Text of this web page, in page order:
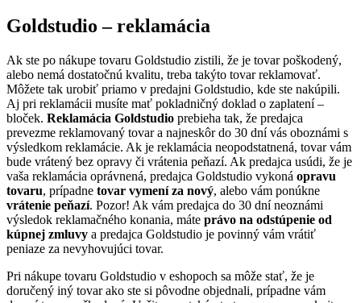
Goldstudio – reklamácia
Ak ste po nákupe tovaru Goldstudio zistili, že je tovar poškodený,
alebo nemá dostatočnú kvalitu, treba takýto tovar reklamovať.
Môžete tak urobiť priamo v predajni Goldstudio, kde ste nakúpili.
Aj pri reklamácii musíte mať pokladničný doklad o zaplatení –
bloček. Reklamácia Goldstudio prebieha tak, že predajca
prevezme reklamovaný tovar a najneskôr do 30 dní vás oboznámi s
výsledkom reklamácie. Ak je reklamácia neopodstatnená, tovar vám
bude vrátený bez opravy či vrátenia peňazí. Ak predajca usúdi, že je
vaša reklamácia oprávnená, predajca Goldstudio vykoná opravu
tovaru, prípadne tovar vymení za nový, alebo vám ponúkne
vrátenie peňazí. Pozor! Ak vám predajca do 30 dní neoznámi
výsledok reklamačného konania, máte právo na odstúpenie od
kúpnej zmluvy a predajca Goldstudio je povinný vám vrátiť
peniaze za nevyhovujúci tovar.
Pri nákupe tovaru Goldstudio v eshopoch sa môže stať, že je
doručený iný tovar ako ste si pôvodne objednali, prípadne vám